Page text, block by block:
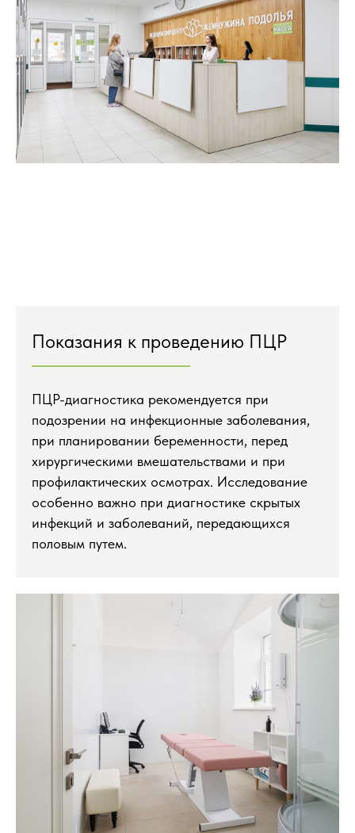
Показания к проведению ПЦР
ПЦР-диагностика рекомендуется при
подозрении на инфекционные заболевания,
при планировании беременности, перед
хирургическими вмешательствами и при
профилактических осмотрах. Исследование
особенно важно при диагностике скрытых
инфекций и заболеваний, передающихся
половым путем.